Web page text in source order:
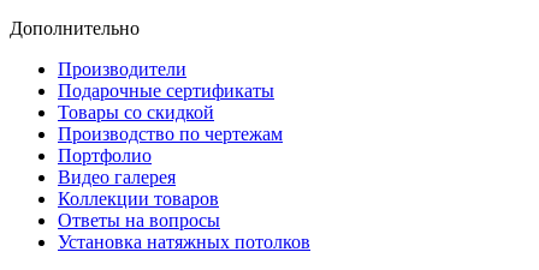
Дополнительно
Производители
Подарочные сертификаты
Товары со скидкой
Производство по чертежам
Портфолио
Видео галерея
Коллекции товаров
Ответы на вопросы
Установка натяжных потолков